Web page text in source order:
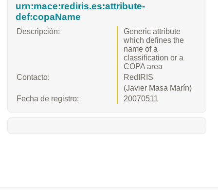
urn:mace:rediris.es:attribute-
def:copaName
Descripción:
Generic attribute
which defines the
name of a
classification or a
COPA area
Contacto:
RedIRIS
(Javier Masa Marín)
Fecha de registro:
20070511